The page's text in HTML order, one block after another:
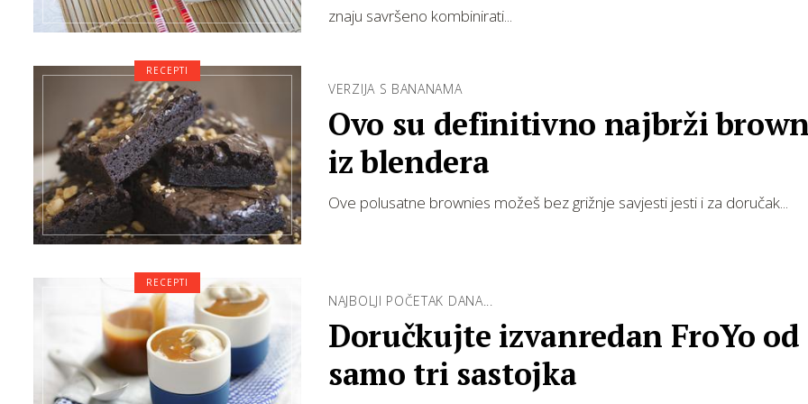
znaju savršeno kombinirati...
VERZIJA S BANANAMA
Ovo su definitivno najbrži
iz blendera
Ove polusatne brownies možeš bez grižnje savjesti jesti i za doručak...
RECEPTI
NAJBOLJI POČETAK DANA...
Doručkujte izvanredan FroYo od
samo tri sastojka
RECEPTI